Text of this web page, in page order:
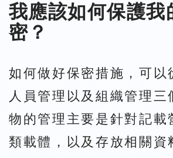
我應該如何保護我
密？
如何做好保密措施，可以
人員管理以及組織管理三
物的管理主要是針對記載
類載體，以及存放相關資